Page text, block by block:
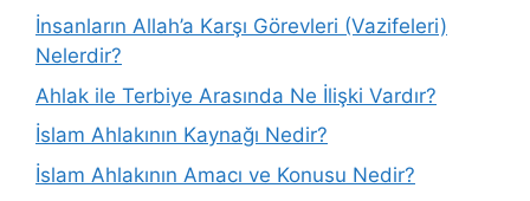
İnsanların Allah’a Karşı Görevleri (Vazifeleri)
Nelerdir?
Ahlak ile Terbiye Arasında Ne İlişki Vardır?
İslam Ahlakının Kaynağı Nedir?
İslam Ahlakının Amacı ve Konusu Nedir?